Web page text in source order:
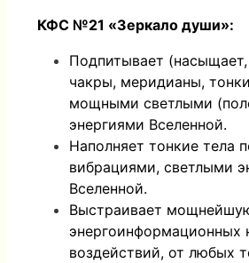
КФС №21 «Зеркало души»:
Подпитывает (насыщает,
чакры, меридианы,
мощными светлыми
энергиями Вселенной.
Наполняет тонкие тела
вибрациями, светлыми
Вселенной.
Выстраивает
энергоинформационных
воздействий, от любых